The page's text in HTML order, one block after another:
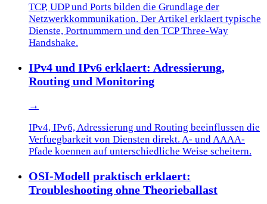
TCP, UDP und Ports bilden die Grundlage der
Netzwerkkommunikation. Der Artikel erklaert typische
Dienste, Portnummern und den TCP Three-Way
Handshake.
IPv4 und IPv6 erklaert: Adressierung,
Routing und Monitoring
→
IPv4, IPv6, Adressierung und Routing beeinflussen die
Verfuegbarkeit von Diensten direkt. A- und AAAA-
Pfade koennen auf unterschiedliche Weise scheitern.
OSI-Modell praktisch erklaert:
Troubleshooting ohne Theorieballast